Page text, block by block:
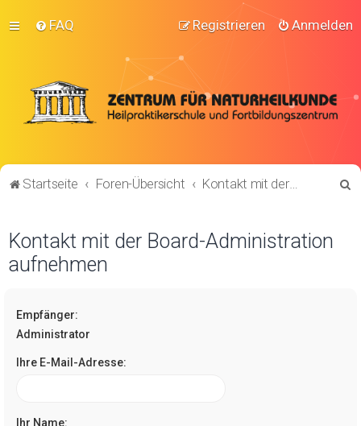
FAQ Anmelden
Registrieren
Startseite Foren-Übersicht Kontakt mit der Board-Administration aufnehmen
Kontakt mit der Board-Administration
aufnehmen
Empfänger:
Administrator
Ihre E-Mail-Adresse:
Ihr Name: